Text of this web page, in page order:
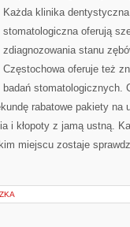
Każda klinika
stomatologiczna oferują
zdiagnozowania stanu
Częstochowa oferuje też
badań stomatologicznych.
rabatowe pakiety na
i kłopoty z jamą ustną.
miejscu zostaje